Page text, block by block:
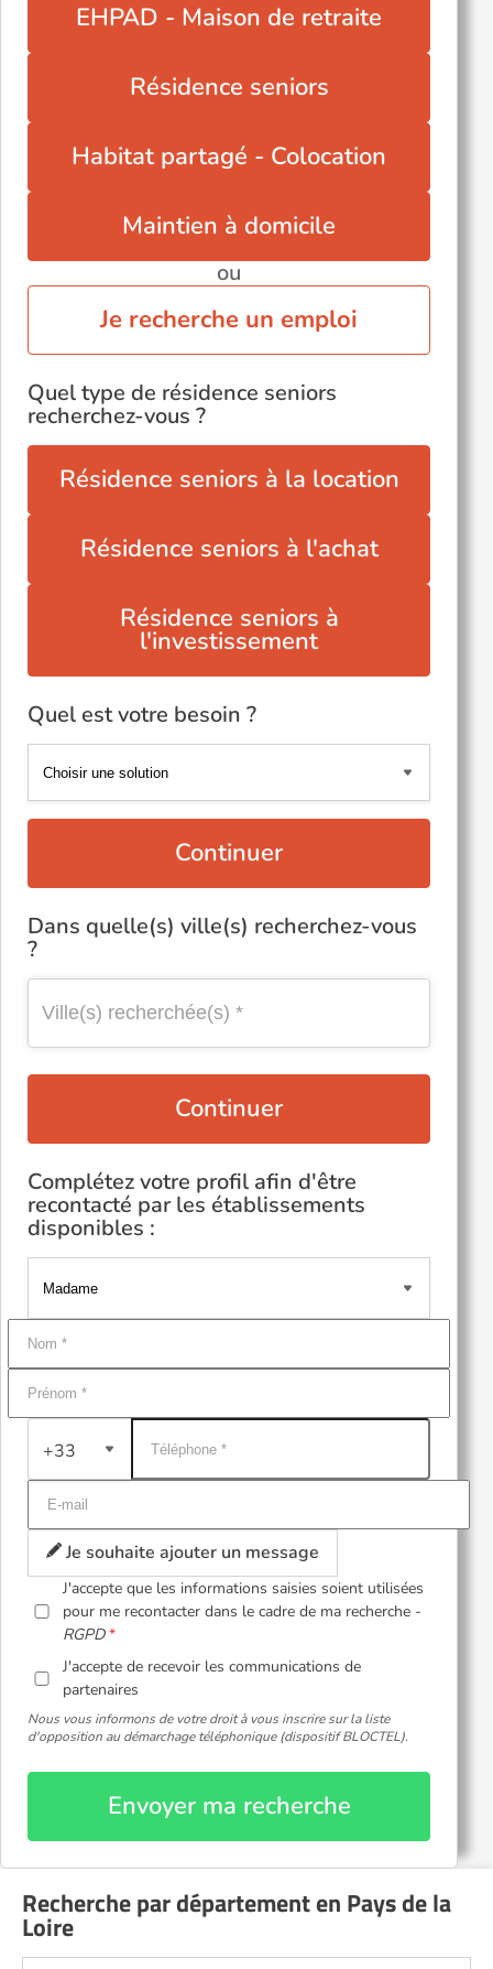
EHPAD - Maison de retraite
Résidence seniors
Habitat partagé - Colocation
Maintien à domicile
ou
Je recherche un emploi
Quel type de résidence seniors
recherchez-vous ?
Résidence seniors à la location
Résidence seniors à l'achat
Résidence seniors à
l'investissement
Quel est votre besoin ?
Continuer
Dans quelle(s) ville(s) recherchez-vous
?
Continuer
Complétez votre profil afin d'être
recontacté par les établissements
disponibles :
+33
Je souhaite ajouter un message
J'accepte que les informations saisies soient utilisées
pour me recontacter dans le cadre de ma recherche -
RGPD
J'accepte de recevoir les communications de
partenaires
Nous vous informons de votre droit à vous inscrire sur la liste
d'opposition au démarchage téléphonique (dispositif BLOCTEL).
Envoyer ma recherche
Recherche par département en Pays de la
Loire